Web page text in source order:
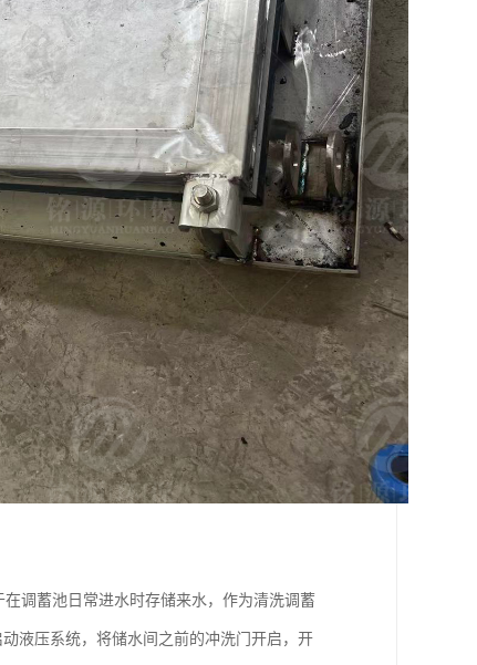
调蓄池日常进水时存储来水，作为清洗调蓄
液压系统，将储水间之前的冲洗门开启，开